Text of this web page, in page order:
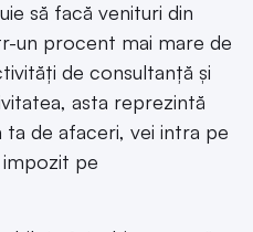
să facă venituri din
un procent mai mare de
de consultanță și
asta reprezintă
de afaceri, vei intra pe
pe